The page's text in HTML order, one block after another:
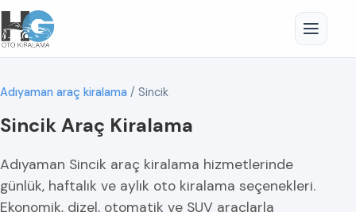
Adıyaman araç kiralama / Sincik
Sincik Araç Kiralama
Adıyaman Sincik araç kiralama hizmetlerinde
günlük, haftalık ve aylık oto kiralama seçenekleri.
Ekonomik, dizel, otomatik ve SUV araçlarla